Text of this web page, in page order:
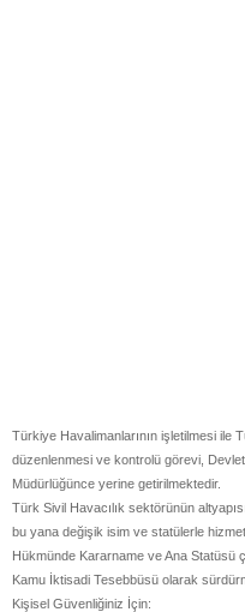
Türkiye Havalimanlarının işletilmesi ile
düzenlenmesi ve kontrolü görevi,
Müdürlüğünce yerine getirilmektedir.
Türk Sivil Havacılık sektörünün
bu yana değişik isim ve statülerle
Hükmünde Kararname ve Ana Statüsü
Kamu İktisadi Tesebbüsü olarak
​Kişisel Güvenliğiniz İçin: